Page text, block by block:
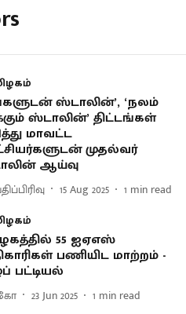
ஸ்டாலின்’, ‘நலம்
ஸ்டாலின்’ திட்டங்கள்
மாவட்ட
முதல்வர்
ஆய்வு
15 Aug 2025 1 min read
55 ஐஏஎஸ்
பணியிட மாற்றம் -
பட்டியல்
23 Jun 2025 1 min read